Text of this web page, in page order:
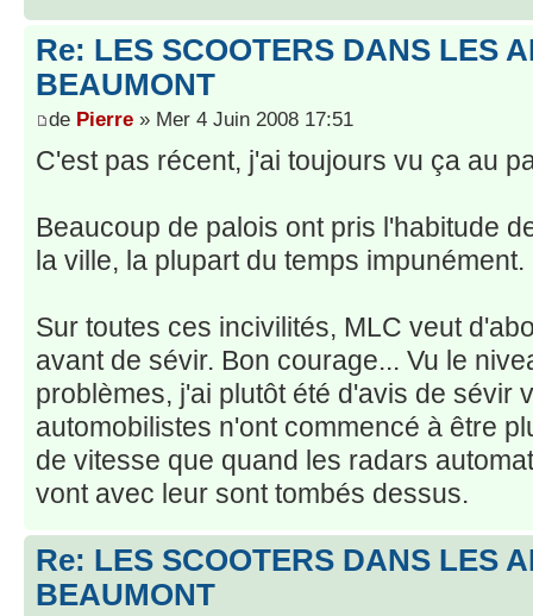
Re: LES SCOOTERS DANS LES
BEAUMONT
de Pierre » Mer 4 Juin 2008 17:51
C'est pas récent, j'ai toujours vu ça au
Beaucoup de palois ont pris l'habitude
la ville, la plupart du temps impunément.
Sur toutes ces incivilités, MLC veut
avant de sévir. Bon courage... Vu le
problèmes, j'ai plutôt été d'avis de sévir
automobilistes n'ont commencé à être
de vitesse que quand les radars
vont avec leur sont tombés dessus.
Re: LES SCOOTERS DANS LES
BEAUMONT